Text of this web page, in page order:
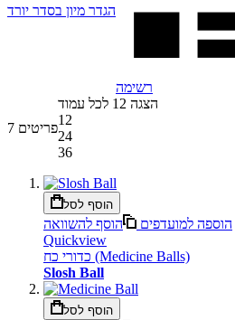
הגדר מיון בסדר יורד
רשימה
7 פריטים
הצגה 12 לכל עמוד
12
24
36
הוסף לסל
הוספה למועדפים
הוסף להשוואה
Quickview
כדורי כח (Medicine Balls)
Slosh Ball
הוסף לסל